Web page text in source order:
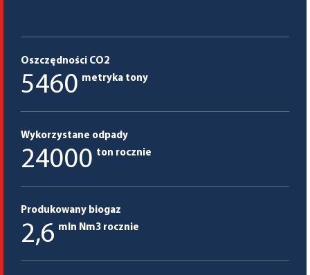
Oszczędności CO2
5460 metryka tony
Wykorzystane odpady
24000 ton rocznie
Produkowany biogaz
2,6 mln Nm3 rocznie